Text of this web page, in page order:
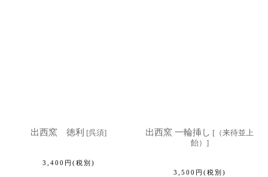
出西窯 徳利 [呉須]
3,400 円 (税別)
出西窯 一輪挿し [ （来待並上
飴） ]
3,500 円 (税別)